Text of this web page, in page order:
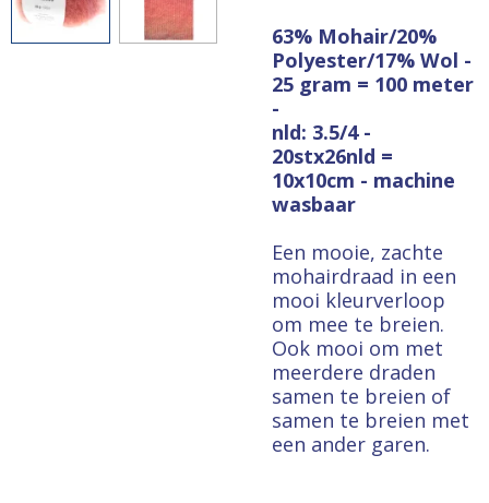
63% Mohair/20%
Polyester/17% Wol -
25 gram = 100 meter
-
nld: 3.5/4 -
20stx26nld =
10x10cm - machine
wasbaar
Een mooie, zachte
mohairdraad in een
mooi kleurverloop
om mee te breien.
Ook mooi om met
meerdere draden
samen te breien of
samen te breien met
een ander garen.